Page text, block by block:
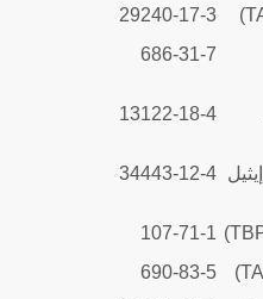
29240-17-3
686-31-7
13122-18-4
كربونات تيرت بيوتيل بيروكسي 2 إيثيل 34443-12-4
107-71-1
690-83-5